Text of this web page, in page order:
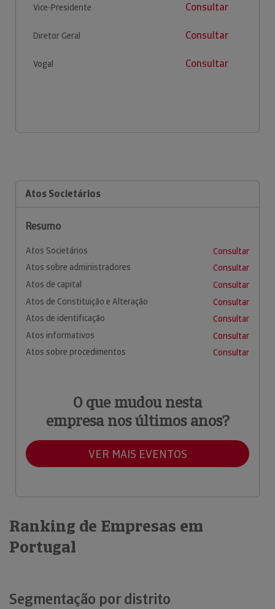
Vice-Presidente Consultar
Diretor Geral Consultar
Vogal Consultar
Atos Societários
Resumo
Atos Societários
Consultar
Atos sobre administradores
Consultar
Atos de capital
Consultar
Atos de Constituição e Alteração
Consultar
Atos de identificação
Consultar
Atos informativos
Consultar
Atos sobre procedimentos
Consultar
O que mudou nesta
empresa nos últimos anos?
VER MAIS EVENTOS
Ranking de Empresas em
Portugal
Segmentação por distrito